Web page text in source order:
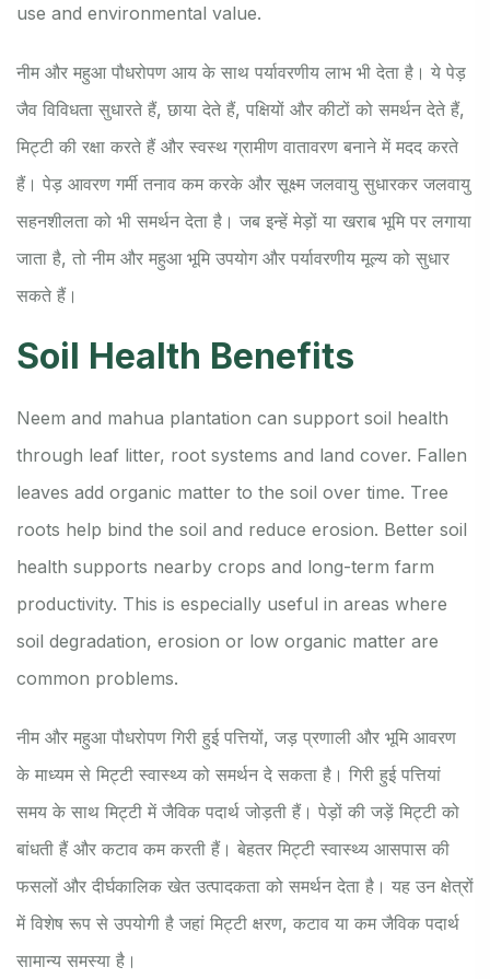
use and environmental value.
नीम और महुआ पौधरोपण आय के साथ पर्यावरणीय लाभ भी देता है। ये पेड़
जैव विविधता सुधारते हैं, छाया देते हैं, पक्षियों और कीटों को समर्थन देते हैं,
मिट्टी की रक्षा करते हैं और स्वस्थ ग्रामीण वातावरण बनाने में मदद करते
हैं। पेड़ आवरण गर्मी तनाव कम करके और सूक्ष्म जलवायु सुधारकर जलवायु
सहनशीलता को भी समर्थन देता है। जब इन्हें मेड़ों या खराब भूमि पर लगाया
जाता है, तो नीम और महुआ भूमि उपयोग और पर्यावरणीय मूल्य को सुधार
सकते हैं।
Soil Health Benefits
Neem and mahua plantation can support soil health
through leaf litter, root systems and land cover. Fallen
leaves add organic matter to the soil over time. Tree
roots help bind the soil and reduce erosion. Better soil
health supports nearby crops and long-term farm
productivity. This is especially useful in areas where
soil degradation, erosion or low organic matter are
common problems.
नीम और महुआ पौधरोपण गिरी हुई पत्तियों, जड़ प्रणाली और भूमि आवरण
के माध्यम से मिट्टी स्वास्थ्य को समर्थन दे सकता है। गिरी हुई पत्तियां
समय के साथ मिट्टी में जैविक पदार्थ जोड़ती हैं। पेड़ों की जड़ें मिट्टी को
बांधती हैं और कटाव कम करती हैं। बेहतर मिट्टी स्वास्थ्य आसपास की
फसलों और दीर्घकालिक खेत उत्पादकता को समर्थन देता है। यह उन क्षेत्रों
में विशेष रूप से उपयोगी है जहां मिट्टी क्षरण, कटाव या कम जैविक पदार्थ
सामान्य समस्या है।